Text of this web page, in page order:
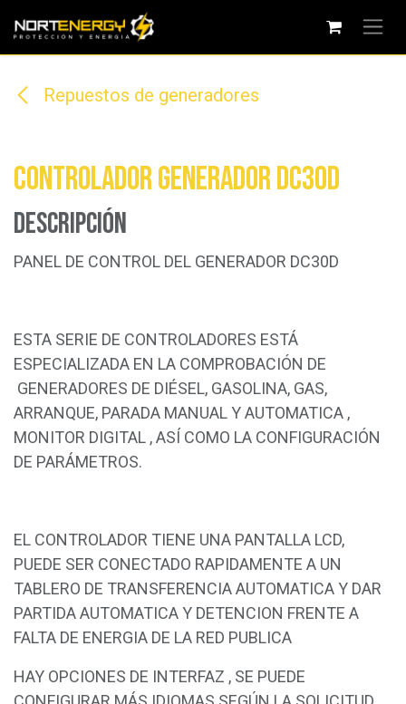
Repuestos de generadores
Controlador generador DC30D
Descripción
PANEL DE CONTROL DEL GENERADOR DC30D
ESTA SERIE DE CONTROLADORES ESTÁ
ESPECIALIZADA EN LA COMPROBACIÓN DE
GENERADORES DE DIÉSEL, GASOLINA, GAS,
ARRANQUE, PARADA MANUAL Y AUTOMATICA ,
MONITOR DIGITAL , ASÍ COMO LA CONFIGURACIÓN
DE PARÁMETROS.
EL CONTROLADOR TIENE UNA PANTALLA LCD,
PUEDE SER CONECTADO RAPIDAMENTE A UN
TABLERO DE TRANSFERENCIA AUTOMATICA Y DAR
PARTIDA AUTOMATICA Y DETENCION FRENTE A
FALTA DE ENERGIA DE LA RED PUBLICA
HAY OPCIONES DE INTERFAZ , SE PUEDE